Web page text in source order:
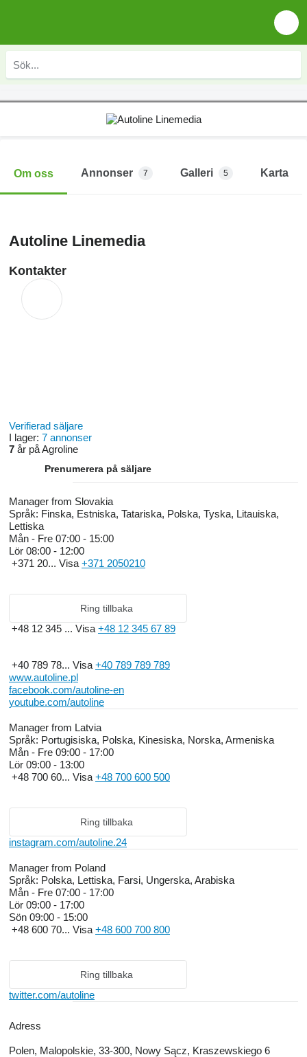
Om oss Annonser 7 Galleri 5 Karta
Autoline Linemedia
Kontakter
Verifierad säljare
I lager: 7 annonser
7 år på Agroline
Prenumerera på säljare
Manager from Slovakia
Språk: Finska, Estniska, Tatariska, Polska, Tyska, Litauiska,
Lettiska
Mån - Fre 07:00 - 15:00
Lör 08:00 - 12:00
+371 20... Visa +371 2050210
Ring tillbaka
+48 12 345 ... Visa +48 12 345 67 89
+40 789 78... Visa +40 789 789 789
www.autoline.pl
facebook.com/autoline-en
youtube.com/autoline
Manager from Latvia
Språk: Portugisiska, Polska, Kinesiska, Norska, Armeniska
Mån - Fre 09:00 - 17:00
Lör 09:00 - 13:00
+48 700 60... Visa +48 700 600 500
Ring tillbaka
instagram.com/autoline.24
Manager from Poland
Språk: Polska, Lettiska, Farsi, Ungerska, Arabiska
Mån - Fre 07:00 - 17:00
Lör 09:00 - 17:00
Sön 09:00 - 15:00
+48 600 70... Visa +48 600 700 800
Ring tillbaka
twitter.com/autoline
Adress
Polen, Malopolskie, 33-300, Nowy Sącz, Kraszewskiego 6